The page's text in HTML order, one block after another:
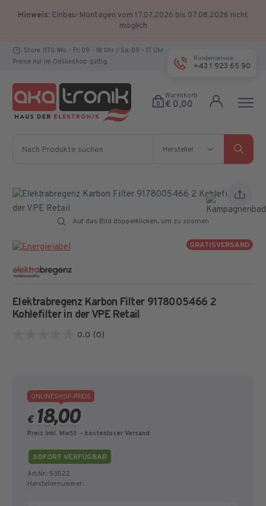
Hinweis: Einbau-Montagen vom 17.07.2026 bis 07.08.2026 nicht
möglich
Store 1170: Mo. - Fr.: 09 - 18 Uhr / Sa.: 09 - 17 Uhr
Preise nur im Onlineshop gültig.
Kundenservice
+43 1 923 65 90
0
Warenkorb
€ 0,00
Hersteller
Auf das Bild doppelklicken, um zu zoomen
GRATISVERSAND
Elektrabregenz Karbon Filter 9178005466 2
Kohlefilter in der VPE Retail
0.0 (0)
ONLINESHOP-PREIS
€ 18,00
Preis inkl. MwSt. - kostenloser Versand
SOFORT VERFÜGBAR
Art.Nr.:53522
Herstellernummer: